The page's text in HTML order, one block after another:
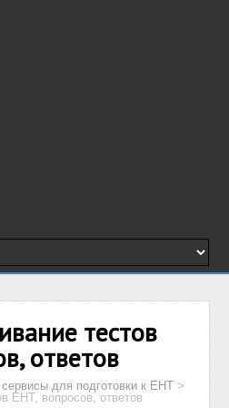
тестов
ответов
для подготовки к ЕНТ >
ЕНТ, вопросов, ответов